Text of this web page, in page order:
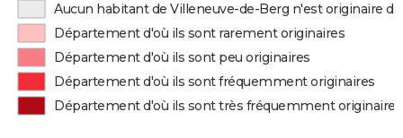
Aucun habitant de Villeneuve-de-Berg n'est originaire
Département d'où ils sont rarement originaires
Département d'où ils sont peu originaires
Département d'où ils sont fréquemment originaires
Département d'où ils sont très fréquemment originaires